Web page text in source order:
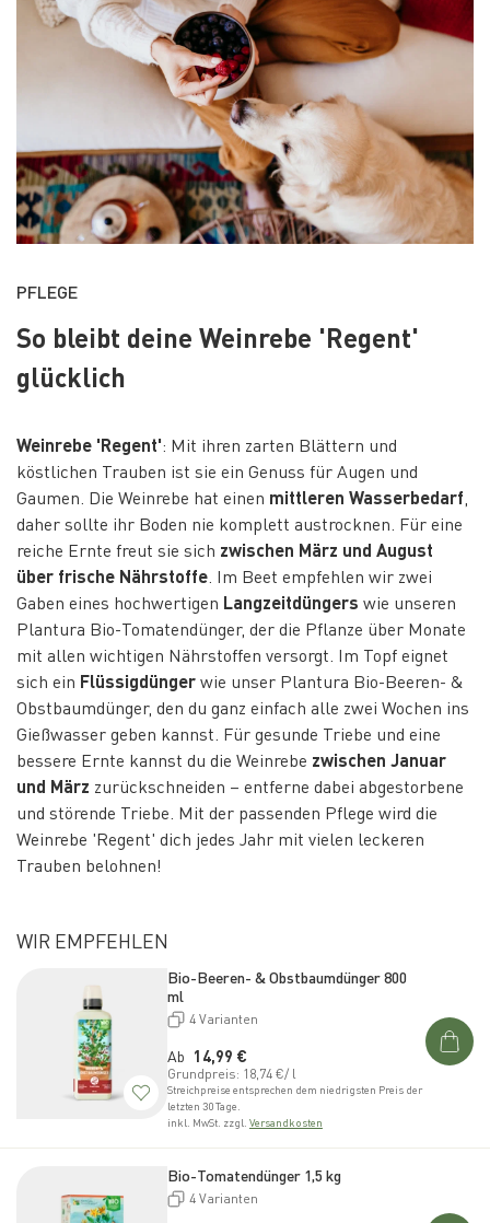
PFLEGE
So bleibt deine Weinrebe 'Regent'
glücklich
Weinrebe 'Regent': Mit ihren zarten Blättern und
köstlichen Trauben ist sie ein Genuss für Augen und
Gaumen. Die Weinrebe hat einen mittleren Wasserbedarf,
daher sollte ihr Boden nie komplett austrocknen. Für eine
reiche Ernte freut sie sich zwischen März und August
über frische Nährstoffe. Im Beet empfehlen wir zwei
Gaben eines hochwertigen Langzeitdüngers wie unseren
Plantura Bio-Tomatendünger, der die Pflanze über Monate
mit allen wichtigen Nährstoffen versorgt. Im Topf eignet
sich ein Flüssigdüngerwie unser Plantura Bio-Beeren- &
Obstbaumdünger, den du ganz einfach alle zwei Wochen ins
Gießwasser geben kannst. Für gesunde Triebe und eine
bessere Ernte kannst du die Weinrebe zwischen Januar
und März zurückschneiden – entferne dabei abgestorbene
und störende Triebe. Mit der passenden Pflege wird die
Weinrebe 'Regent' dich jedes Jahr mit vielen leckeren
Trauben belohnen!
WIR EMPFEHLEN
Bio-Beeren- & Obstbaumdünger 800
ml
4 Varianten
Ab Normaler Preis
14,99 €
Grundpreis: 18,74 €/ l
Streichpreise entsprechen dem niedrigsten Preis der
letzten 30 Tage.
inkl. MwSt. zzgl. Versandkosten
Bio-Tomatendünger 1,5 kg
4 Varianten